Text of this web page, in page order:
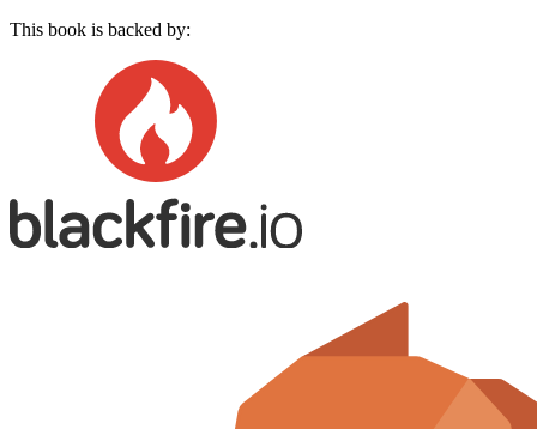
This book is backed by: